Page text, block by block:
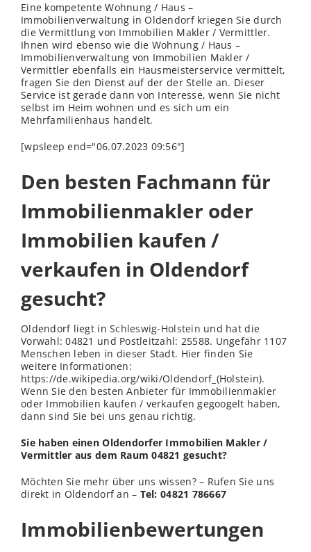
Eine kompetente Wohnung / Haus –
Immobilienverwaltung in Oldendorf kriegen Sie durch
die Vermittlung von Immobilien Makler / Vermittler.
Ihnen wird ebenso wie die Wohnung / Haus –
Immobilienverwaltung von Immobilien Makler /
Vermittler ebenfalls ein Hausmeisterservice vermittelt,
fragen Sie den Dienst auf der der Stelle an. Dieser
Service ist gerade dann von Interesse, wenn Sie nicht
selbst im Heim wohnen und es sich um ein
Mehrfamilienhaus handelt.
[wpsleep end="06.07.2023 09:56"]
Den besten Fachmann für
Immobilienmakler oder
Immobilien kaufen /
verkaufen in Oldendorf
gesucht?
Oldendorf liegt inSchleswig-Holstein und hat die
Vorwahl: 04821 und Postleitzahl: 25588. Ungefähr 1107
Menschen leben in dieser Stadt. Hier finden Sie
weitere Informationen:
https://de.wikipedia.org/wiki/Oldendorf_(Holstein).
Wenn Sie den besten Anbieter für Immobilienmakler
oder Immobilien kaufen / verkaufen gegoogelt haben,
dann sind Sie bei uns genau richtig.
Sie haben einen Oldendorfer Immobilien Makler /
Vermittler aus dem Raum 04821 gesucht?
Möchten Sie mehr über uns wissen? – Rufen Sie uns
direkt in Oldendorf an – Tel: 04821 786667
Immobilienbewertungen